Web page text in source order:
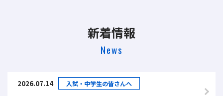
新着情報
News
2026.07.14 入試・中学生の皆さんへ